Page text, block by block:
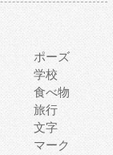
ポーズ
学校
食べ物
旅行
文字
マーク